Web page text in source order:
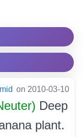
on 2010-03-10
Deep
plant.